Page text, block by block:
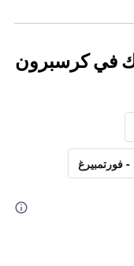
في كرسبرون
فورتمبيرغ